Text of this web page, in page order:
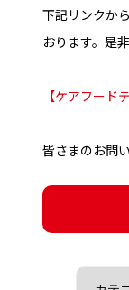
下記リンクか
おります。是
【ケアフード
皆さまのお問